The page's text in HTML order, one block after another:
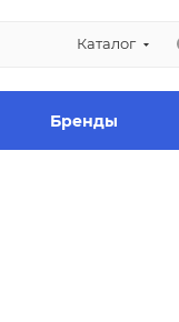
Каталог
Бренды